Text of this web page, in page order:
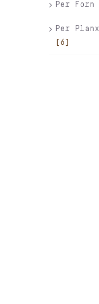
Per Forn
Per
(6)